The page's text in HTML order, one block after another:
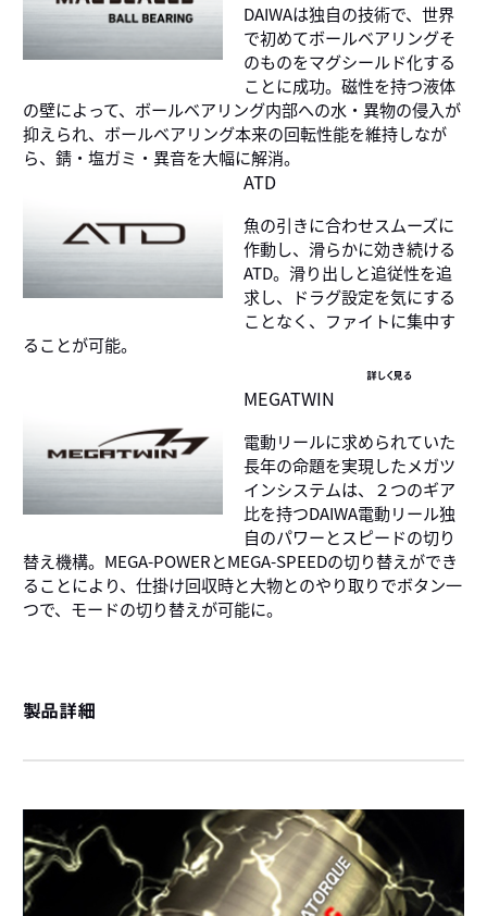
DAIWAは独自の技術で、世界
で初めてボールベアリングそ
のものをマグシールド化する
ことに成功。磁性を持つ液体
の壁によって、ボールベアリング内部への水・異物の侵入が
抑えられ、ボールベアリング本来の回転性能を維持しなが
ら、錆・塩ガミ・異音を大幅に解消。
ATD
魚の引きに合わせスムーズに
作動し、滑らかに効き続ける
ATD。滑り出しと追従性を追
求し、ドラグ設定を気にする
ことなく、ファイトに集中す
ることが可能。
詳しく見る
MEGATWIN
電動リールに求められていた
長年の命題を実現したメガツ
インシステムは、２つのギア
比を持つDAIWA電動リール独
自のパワーとスピードの切り
替え機構。MEGA-POWERとMEGA-SPEEDの切り替えができ
ることにより、仕掛け回収時と大物とのやり取りでボタン一
つで、モードの切り替えが可能に。
製品詳細